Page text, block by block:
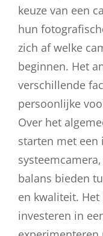
keuze van een
hun
zich af welke
beginnen. Het
verschillende
persoonlijke
Over het
starten met een
balans bieden
en kwaliteit.
investeren in